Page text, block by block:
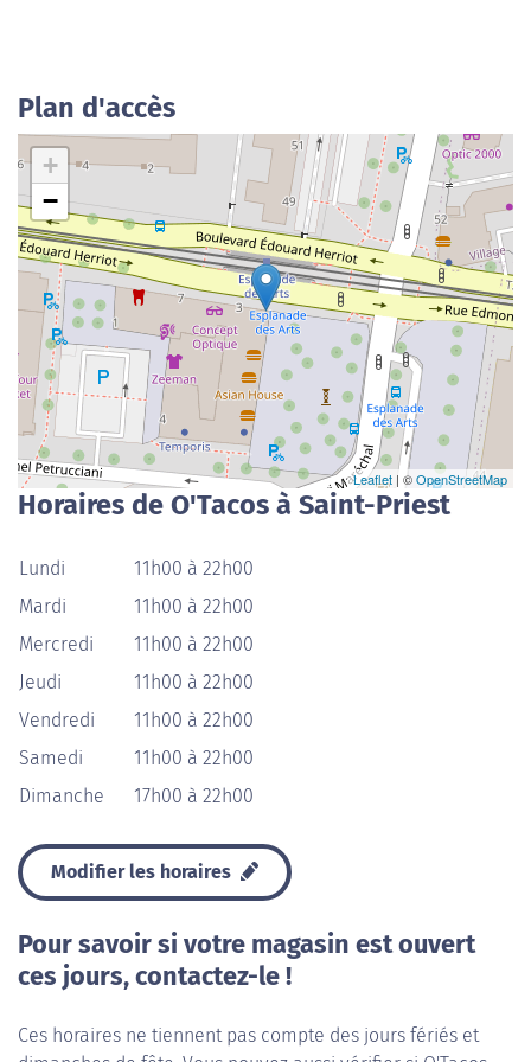
Plan d'accès
+
−
Leaflet | ©OpenStreetMap
Horaires de O'Tacos à Saint-Priest
Lundi
11h00 à 22h00
Mardi
11h00 à 22h00
Mercredi
11h00 à 22h00
Jeudi
11h00 à 22h00
Vendredi
11h00 à 22h00
Samedi
11h00 à 22h00
Dimanche
17h00 à 22h00
Modifier les horaires
Pour savoir si votre magasin est ouvert
ces jours, contactez-le !
Ces horaires ne tiennent pas compte des jours fériés et